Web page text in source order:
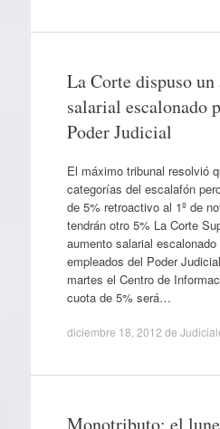
La Corte dispuso un
salarial escalonado
Poder Judicial
El máximo tribunal resolvió
categorías del escalafón
de 5% retroactivo al 1º de
tendrán otro 5% La Corte
aumento salarial
empleados del Poder
martes el Centro de
cuota de 5% será…
diciembre 18, 2012 de
Monotributo: el